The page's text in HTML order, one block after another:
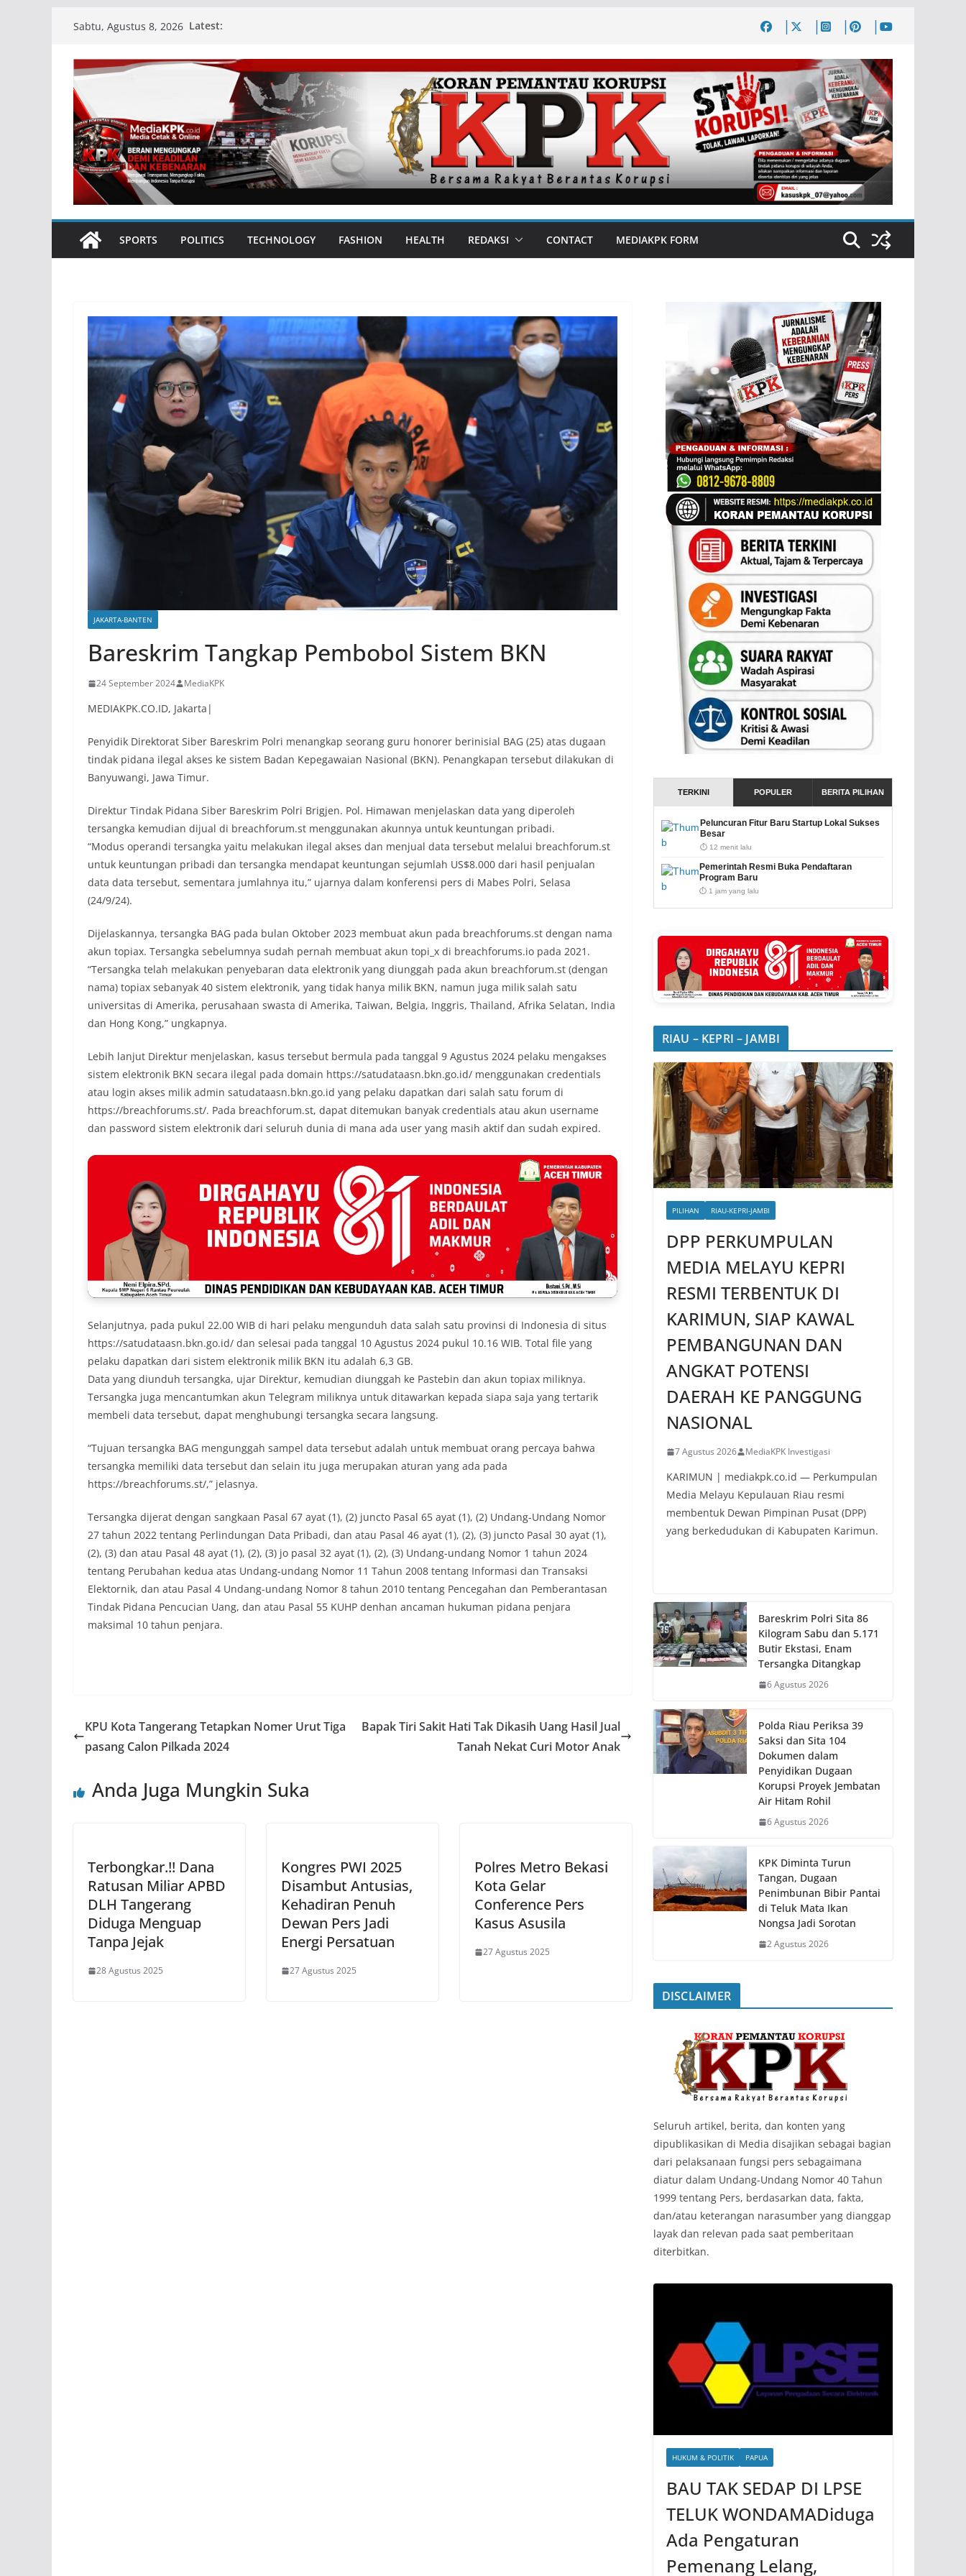
content
Sabtu, Agustus 8, 2026 Latest:
SPORTS POLITICS TECHNOLOGY FASHION HEALTH REDAKSI CONTACT MEDIAKPK FORM
JAKARTA-BANTEN
Bareskrim Tangkap Pembobol Sistem BKN
24 September 2024 MediaKPK
MEDIAKPK.CO.ID, Jakarta|
Penyidik Direktorat Siber Bareskrim Polri menangkap seorang guru honorer berinisial BAG (25) atas dugaan
tindak pidana ilegal akses ke sistem Badan Kepegawaian Nasional (BKN). Penangkapan tersebut dilakukan di
Banyuwangi, Jawa Timur.
Direktur Tindak Pidana Siber Bareskrim Polri Brigjen. Pol. Himawan menjelaskan data yang diperoleh
tersangka kemudian dijual di breachforum.st menggunakan akunnya untuk keuntungan pribadi.
“Modus operandi tersangka yaitu melakukan ilegal akses dan menjual data tersebut melalui breachforum.st
untuk keuntungan pribadi dan tersangka mendapat keuntungan sejumlah US$8.000 dari hasil penjualan
data data tersebut, sementara jumlahnya itu,” ujarnya dalam konferensi pers di Mabes Polri, Selasa
(24/9/24).
Dijelaskannya, tersangka BAG pada bulan Oktober 2023 membuat akun pada breachforums.st dengan nama
akun topiax. Tersangka sebelumnya sudah pernah membuat akun topi_x di breachforums.io pada 2021.
“Tersangka telah melakukan penyebaran data elektronik yang diunggah pada akun breachforum.st (dengan
nama) topiax sebanyak 40 sistem elektronik, yang tidak hanya milik BKN, namun juga milik salah satu
universitas di Amerika, perusahaan swasta di Amerika, Taiwan, Belgia, Inggris, Thailand, Afrika Selatan, India
dan Hong Kong,” ungkapnya.
Lebih lanjut Direktur menjelaskan, kasus tersebut bermula pada tanggal 9 Agustus 2024 pelaku mengakses
sistem elektronik BKN secara ilegal pada domain https://satudataasn.bkn.go.id/ menggunakan credentials
atau login akses milik admin satudataasn.bkn.go.id yang pelaku dapatkan dari salah satu forum di
https://breachforums.st/. Pada breachforum.st, dapat ditemukan banyak credentials atau akun username
dan password sistem elektronik dari seluruh dunia di mana ada user yang masih aktif dan sudah expired.
Selanjutnya, pada pukul 22.00 WIB di hari pelaku mengunduh data salah satu provinsi di Indonesia di situs
https://satudataasn.bkn.go.id/ dan selesai pada tanggal 10 Agustus 2024 pukul 10.16 WIB. Total file yang
pelaku dapatkan dari sistem elektronik milik BKN itu adalah 6,3 GB.
Data yang diunduh tersangka, ujar Direktur, kemudian diunggah ke Pastebin dan akun topiax miliknya.
Tersangka juga mencantumkan akun Telegram miliknya untuk ditawarkan kepada siapa saja yang tertarik
membeli data tersebut, dapat menghubungi tersangka secara langsung.
“Tujuan tersangka BAG mengunggah sampel data tersebut adalah untuk membuat orang percaya bahwa
tersangka memiliki data tersebut dan selain itu juga merupakan aturan yang ada pada
https://breachforums.st/,” jelasnya.
Tersangka dijerat dengan sangkaan Pasal 67 ayat (1), (2) juncto Pasal 65 ayat (1), (2) Undang-Undang Nomor
27 tahun 2022 tentang Perlindungan Data Pribadi, dan atau Pasal 46 ayat (1), (2), (3) juncto Pasal 30 ayat (1),
(2), (3) dan atau Pasal 48 ayat (1), (2), (3) jo pasal 32 ayat (1), (2), (3) Undang-undang Nomor 1 tahun 2024
tentang Perubahan kedua atas Undang-undang Nomor 11 Tahun 2008 tentang Informasi dan Transaksi
Elektornik, dan atau Pasal 4 Undang-undang Nomor 8 tahun 2010 tentang Pencegahan dan Pemberantasan
Tindak Pidana Pencucian Uang, dan atau Pasal 55 KUHP denhan ancaman hukuman pidana penjara
maksimal 10 tahun penjara.
KPU Kota Tangerang Tetapkan Nomer Urut Tiga
pasang Calon Pilkada 2024
Bapak Tiri Sakit Hati Tak Dikasih Uang Hasil Jual
Tanah Nekat Curi Motor Anak
Anda Juga Mungkin Suka
Terbongkar.!! Dana
Ratusan Miliar APBD
DLH Tangerang
Diduga Menguap
Tanpa Jejak
28 Agustus 2025
Kongres PWI 2025
Disambut Antusias,
Kehadiran Penuh
Dewan Pers Jadi
Energi Persatuan
27 Agustus 2025
Polres Metro Bekasi
Kota Gelar
Conference Pers
Kasus Asusila
27 Agustus 2025
TERKINI POPULER BERITA PILIHAN
Peluncuran Fitur Baru Startup Lokal Sukses
Besar
⏱️ 12 menit lalu
Pemerintah Resmi Buka Pendaftaran
Program Baru
⏱️ 1 jam yang lalu
RIAU – KEPRI – JAMBI
PILIHAN RIAU-KEPRI-JAMBI
DPP PERKUMPULAN
MEDIA MELAYU KEPRI
RESMI TERBENTUK DI
KARIMUN, SIAP KAWAL
PEMBANGUNAN DAN
ANGKAT POTENSI
DAERAH KE PANGGUNG
NASIONAL
7 Agustus 2026 MediaKPK Investigasi
KARIMUN | mediakpk.co.id — Perkumpulan
Media Melayu Kepulauan Riau resmi
membentuk Dewan Pimpinan Pusat (DPP)
yang berkedudukan di Kabupaten Karimun.
Bareskrim Polri Sita 86
Kilogram Sabu dan 5.171
Butir Ekstasi, Enam
Tersangka Ditangkap
6 Agustus 2026
Polda Riau Periksa 39
Saksi dan Sita 104
Dokumen dalam
Penyidikan Dugaan
Korupsi Proyek Jembatan
Air Hitam Rohil
6 Agustus 2026
KPK Diminta Turun
Tangan, Dugaan
Penimbunan Bibir Pantai
di Teluk Mata Ikan
Nongsa Jadi Sorotan
2 Agustus 2026
DISCLAIMER
‎Seluruh artikel, berita, dan konten yang
dipublikasikan di Media disajikan sebagai bagian
dari pelaksanaan fungsi pers sebagaimana
diatur dalam Undang-Undang Nomor 40 Tahun
1999 tentang Pers, berdasarkan data, fakta,
dan/atau keterangan narasumber yang dianggap
layak dan relevan pada saat pemberitaan
diterbitkan.
HUKUM & POLITIK PAPUA
BAU TAK SEDAP DI LPSE
TELUK WONDAMADiduga
Ada Pengaturan
Pemenang Lelang,